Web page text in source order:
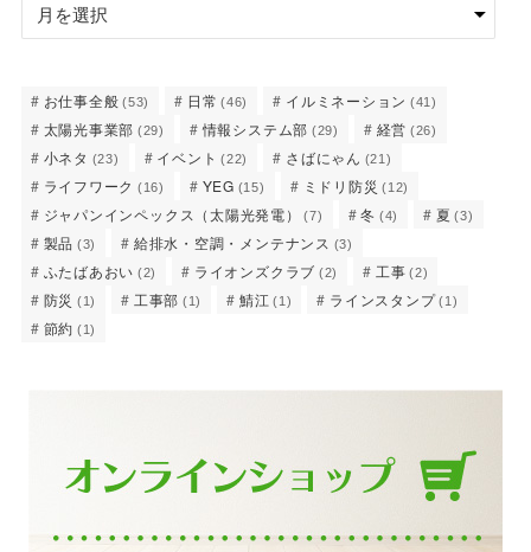
お仕事全般 (53) 日常 (46) イルミネーション (41)
太陽光事業部 (29) 情報システム部 (29) 経営 (26)
小ネタ (23) イベント (22) さばにゃん (21)
ライフワーク (16) YEG (15) ミドリ防災 (12)
ジャパンインペックス（太陽光発電） (7) 冬 (4) 夏 (3)
製品 (3) 給排水・空調・メンテナンス (3)
ふたばあおい (2) ライオンズクラブ (2) 工事 (2)
防災 (1) 工事部 (1) 鯖江 (1) ラインスタンプ (1)
節約 (1)